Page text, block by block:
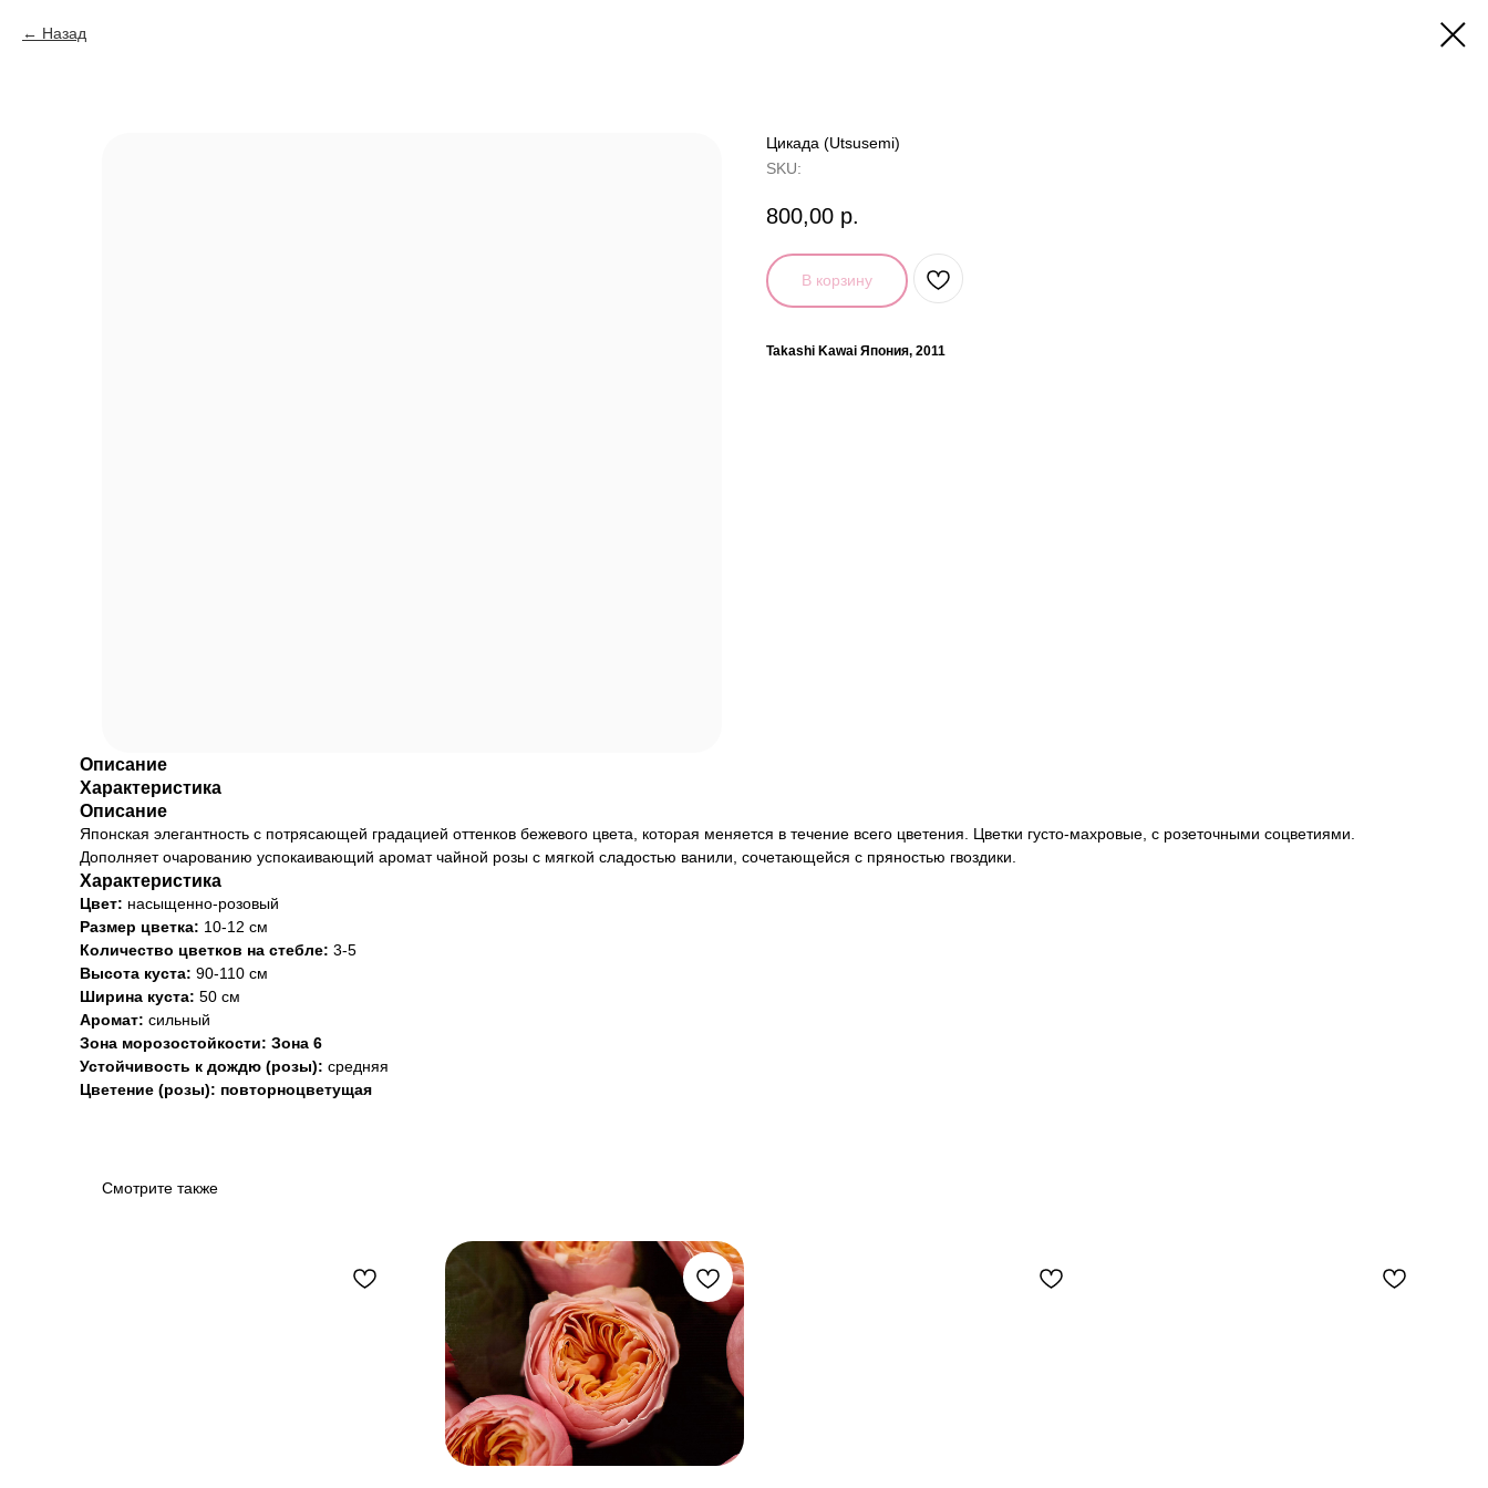
Назад
Цикада (Utsusemi)
SKU:
800,00 р.
В корзину
Takashi Kawai Япония, 2011
Описание
Характеристика
Описание
Японская элегантность с потрясающей градацией оттенков бежевого цвета, которая меняется в течение всего цветения. Цветки густо-махровые, с розеточными соцветиями.
Дополняет очарованию успокаивающий аромат чайной розы с мягкой сладостью ванили, сочетающейся с пряностью гвоздики.
Характеристика
Цвет: насыщенно-розовый
Размер цветка: 10-12 см
Количество цветков на стебле: 3-5
Высота куста: 90-110 см
Ширина куста: 50 см
Аромат: сильный
Зона морозостойкости: Зона 6
Устойчивость к дождю (розы): средняя
Цветение (розы): повторноцветущая
Смотрите также